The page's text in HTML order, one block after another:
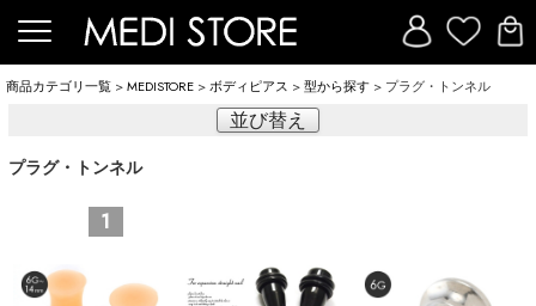
商品カテゴリ一覧 >MEDISTORE >ボディピアス >型から探す > プラグ・トンネル
並び替え
プラグ・トンネル
1